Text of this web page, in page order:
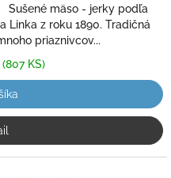
mäso - jerky podľa
Linka z roku 1890. Tradičná
priaznivcov...
(807 KS)